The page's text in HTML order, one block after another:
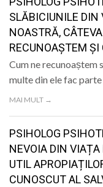
SLĂBICIUNILE DIN
NOASTRĂ,
RECUNOAȘTEM
Cum ne recunoaștem
multe din ele fac
MAI MULT →
PSIHOLOG
NEVOIA DIN
UTIL
CUNOSCUT AL